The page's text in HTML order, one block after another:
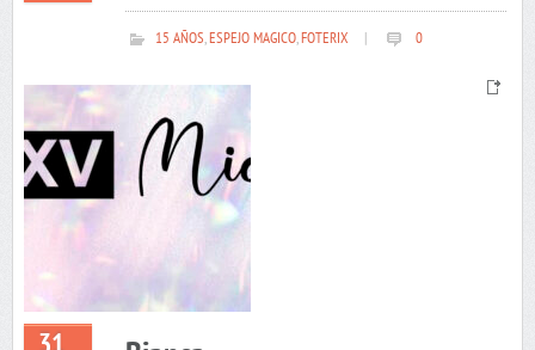
15 AÑOS,ESPEJO MAGICO,FOTERIX 0